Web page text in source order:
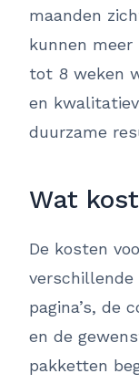
maanden
kunnen
tot 8 weken
en
duurzame
Wat
De kosten
pagina’s, de
en de
pakketten